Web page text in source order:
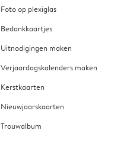
Foto op plexiglas
Bedankkaartjes
Uitnodigingen maken
Verjaardagskalenders maken
Kerstkaarten
Nieuwjaarskaarten
Trouwalbum